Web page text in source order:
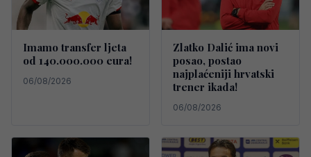
Imamo transfer ljeta
od 140.000.000 eura!
06/08/2026
Zlatko Dalić ima novi
posao, postao
najplaćeniji hrvatski
trener ikada!
06/08/2026